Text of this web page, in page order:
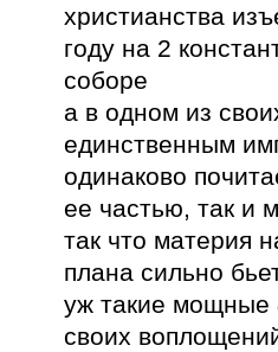
христианства
году на 2
соборе
а в одном из
единственным
одинаково
ее частью, так и
так что материя
плана сильно
уж такие мощные
своих